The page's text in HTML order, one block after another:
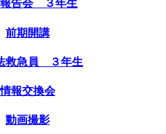
告会 ３年生
前期開講
救急員 ３年生
情報交換会
動画撮影